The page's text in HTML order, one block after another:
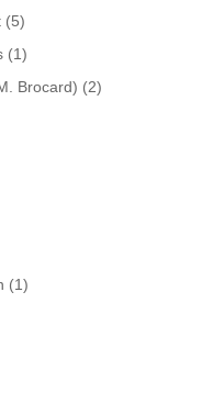
(5)
(1)
Brocard) (2)
(1)